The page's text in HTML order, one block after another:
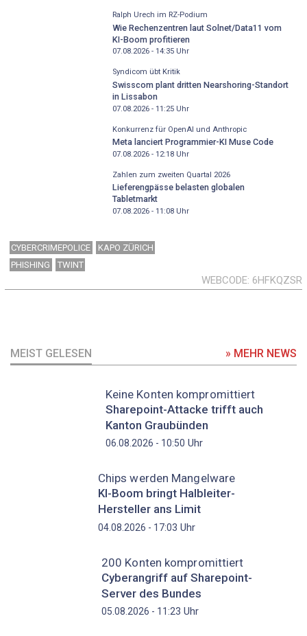
Ralph Urech im RZ-Podium
Wie Rechenzentren laut Solnet/Data11 vom
KI-Boom profitieren
07.08.2026 - 14:35Uhr
Syndicom übt Kritik
Swisscom plant dritten Nearshoring-Standort
in Lissabon
07.08.2026 - 11:25Uhr
Konkurrenz für OpenAI und Anthropic
Meta lanciert Programmier-KI Muse Code
07.08.2026 - 12:18Uhr
Zahlen zum zweiten Quartal 2026
Lieferengpässe belasten globalen
Tabletmarkt
07.08.2026 - 11:08Uhr
CYBERCRIMEPOLICE
KAPO ZÜRICH
PHISHING
TWINT
WEBCODE 6HFKQZSR
MEIST GELESEN » MEHR NEWS
Keine Konten kompromittiert
Sharepoint-Attacke trifft auch
Kanton Graubünden
06.08.2026 - 10:50 Uhr
Chips werden Mangelware
KI-Boom bringt Halbleiter-
Hersteller ans Limit
04.08.2026 - 17:03 Uhr
200 Konten kompromittiert
Cyberangriff auf Sharepoint-
Server des Bundes
05.08.2026 - 11:23 Uhr